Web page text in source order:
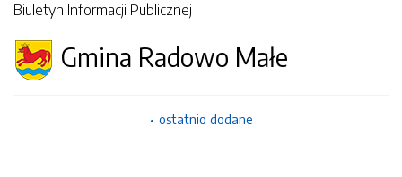
Biuletyn Informacji Publicznej
Gmina Radowo Małe
ostatnio dodane